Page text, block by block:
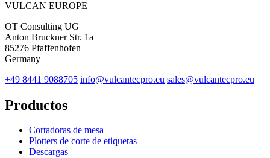
VULCAN EUROPE
OT Consulting UG
Anton Bruckner Str. 1a
85276 Pfaffenhofen
Germany
+49 8441 9088705 info@vulcantecpro.eu sales@vulcantecpro.eu
Productos
Cortadoras de mesa
Plotters de corte de etiquetas
Descargas